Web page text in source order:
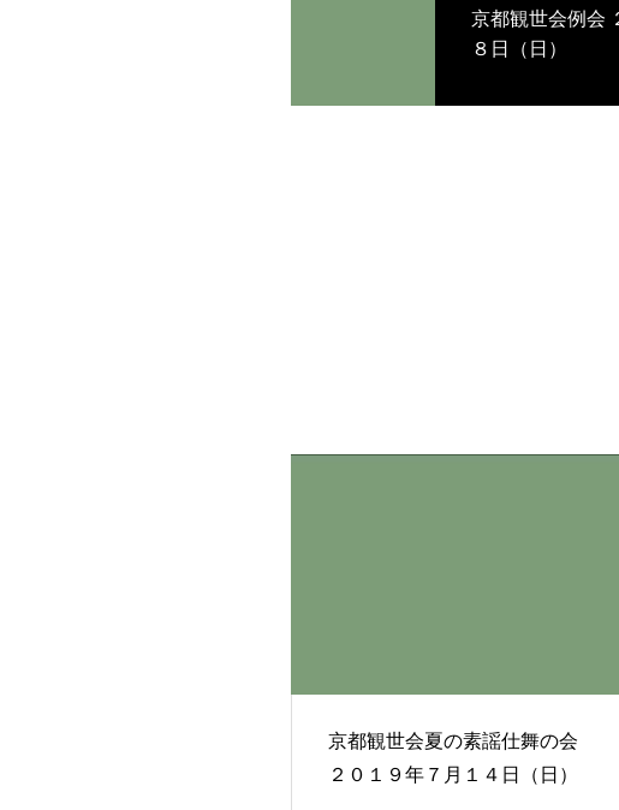
京都観世会例会
８日（日）
京都観世会夏の素謡仕舞の会
２０１９年７月１４日（日）